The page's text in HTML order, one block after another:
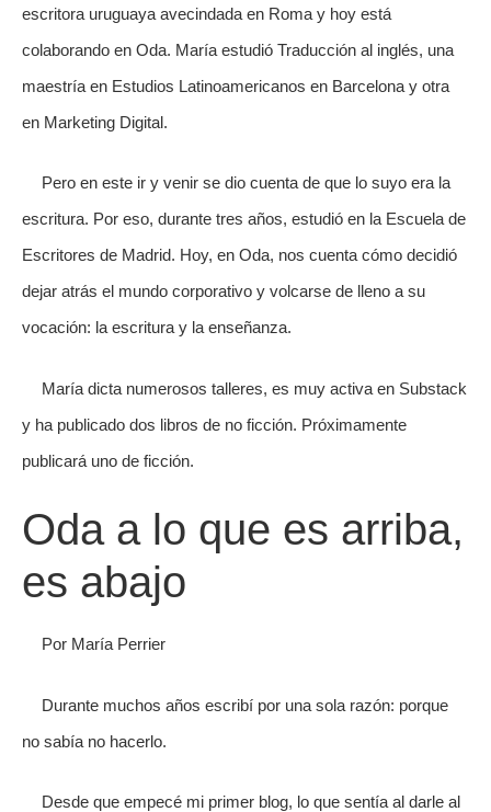
escritora uruguaya avecindada en Roma y hoy está
colaborando en Oda. María estudió Traducción al inglés, una
maestría en Estudios Latinoamericanos en Barcelona y otra
en Marketing Digital.
Pero en este ir y venir se dio cuenta de que lo suyo era la
escritura. Por eso, durante tres años, estudió en la Escuela de
Escritores de Madrid. Hoy, en Oda, nos cuenta cómo decidió
dejar atrás el mundo corporativo y volcarse de lleno a su
vocación: la escritura y la enseñanza.
María dicta numerosos talleres, es muy activa en Substack
y ha publicado dos libros de no ficción. Próximamente
publicará uno de ficción.
Oda a lo que es arriba,
es abajo
Por María Perrier
Durante muchos años escribí por una sola razón: porque
no sabía no hacerlo.
Desde que empecé mi primer blog, lo que sentía al darle al